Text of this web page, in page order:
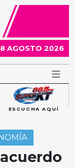
8 AGOSTO 2026
ESCUCHA AQUÍ